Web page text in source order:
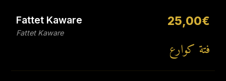
Fattet Kaware
Fattet Kaware
25,00€
فتة كوارع